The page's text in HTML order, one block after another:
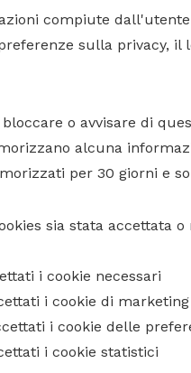
compiute
sulla privacy, il
o avvisare di
alcuna
per 30 giorni e
sia stata accettata
i cookie necessari
i cookie di marketing
i cookie delle
i cookie statistici